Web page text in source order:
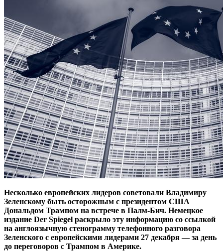
Несколько европейских лидеров советовали Владимиру
Зеленскому быть осторожным с президентом США
Дональдом Трампом на встрече в Палм-Бич. Немецкое
издание Der Spiegel раскрыло эту информацию со ссылкой
на англоязычную стенограмму телефонного разговора
Зеленского с европейскими лидерами 27 декабря — за день
до переговоров с Трампом в Америке.